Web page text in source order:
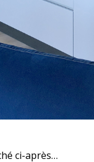
ci-après…